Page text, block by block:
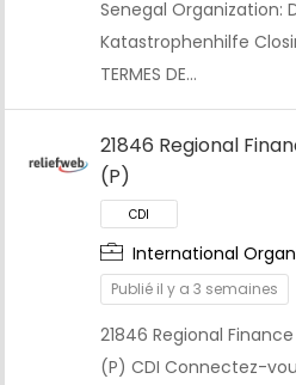
CDI
Senegal Organization:
Katastrophenhilfe
TERMES DE…
21846 Regional
(P)
International
Publié il y a 3 semaines
21846 Regional
(P) CDI Connectez-